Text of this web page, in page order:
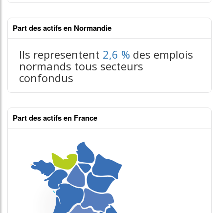
Part des actifs en Normandie
Ils representent 2,6 % des emplois
normands tous secteurs
confondus
Part des actifs en France